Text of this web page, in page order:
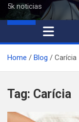
5k noticias
Home Blog Carícia
Tag: Carícia